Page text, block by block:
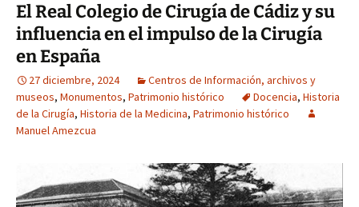
El Real Colegio de Cirugía de Cádiz y su
influencia en el impulso de la Cirugía
en España
27 diciembre, 2024
Centros de Información, archivos y
museos, Monumentos, Patrimonio histórico Docencia, Historia
de la Cirugía, Historia de la Medicina, Patrimonio histórico
Manuel Amezcua